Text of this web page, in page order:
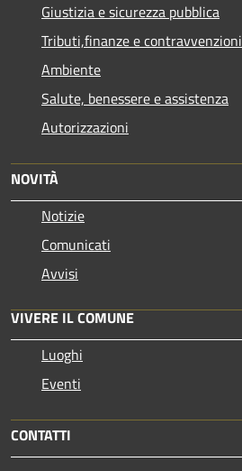
Giustizia e sicurezza pubblica
Tributi,finanze e contravvenzioni
Ambiente
Salute, benessere e assistenza
Autorizzazioni
NOVITÀ
Notizie
Comunicati
Avvisi
VIVERE IL COMUNE
Luoghi
Eventi
CONTATTI